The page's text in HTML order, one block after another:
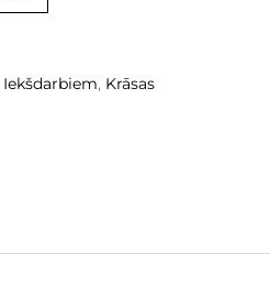
Iekšdarbiem, Krāsas